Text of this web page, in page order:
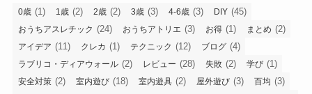
0歳 (1) 1歳 (2) 2歳 (2) 3歳 (3) 4-6歳 (3) DIY (45)
おうちアスレチック (24) おうちアトリエ (3) お得 (1) まとめ (2)
アイデア (11) クレカ (1) テクニック (12) ブログ (4)
ラブリコ・ディアウォール (2) レビュー (28) 失敗 (2) 学び (1)
安全対策 (2) 室内遊び (18) 室内遊具 (2) 屋外遊び (3) 百均 (3)